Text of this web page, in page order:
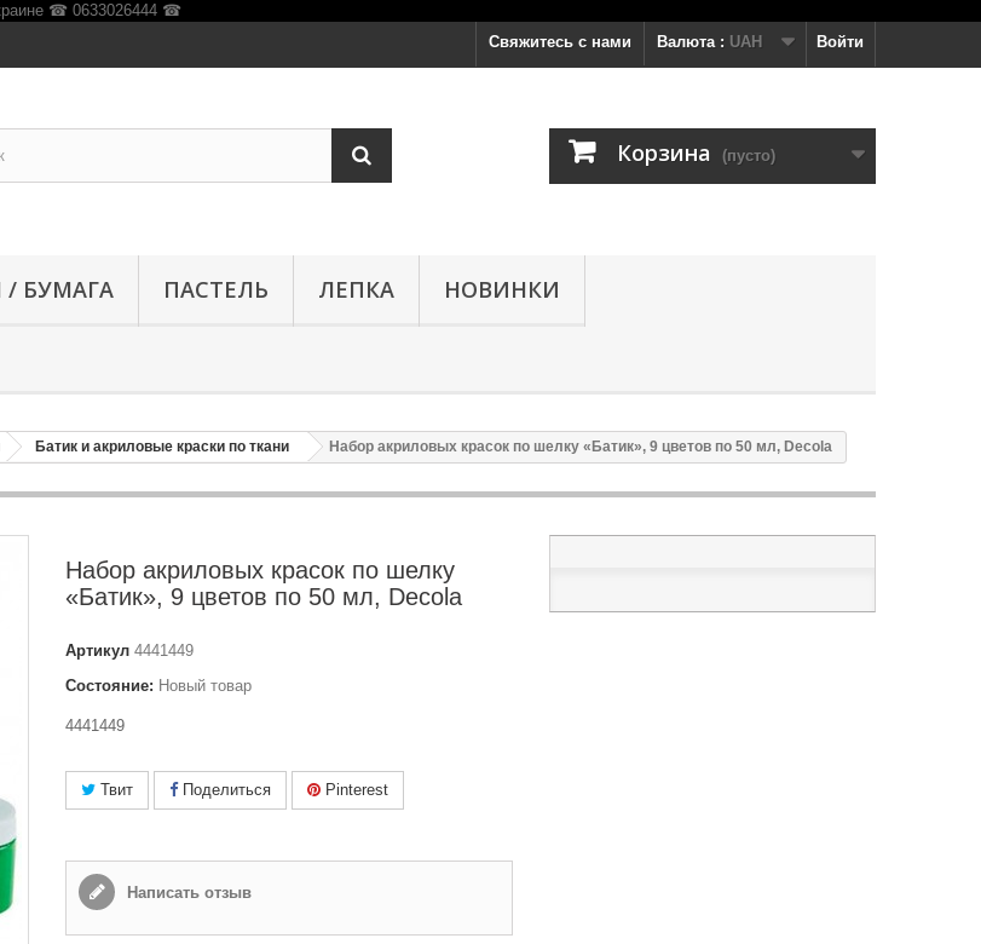
Войти
Валюта : UAH
Свяжитесь с нами
Корзина (пусто)
БУМАГА ПАСТЕЛЬ ЛЕПКА НОВИНКИ
Батик и акриловые краски по ткани Набор акриловых красок по шелку «Батик», 9 цветов по 50 мл, Decola
Набор акриловых красок по шелку
«Батик», 9 цветов по 50 мл, Decola
Артикул 4441449
Состояние: Новый товар
4441449
Твит Поделиться Pinterest
Написать отзыв